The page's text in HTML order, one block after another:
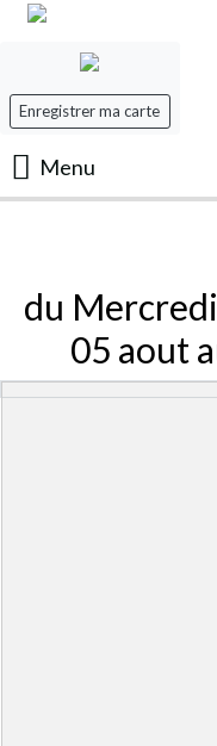
Enregistrer ma carte
Menu
Les Films
Les séances
du Mercredi
05 aout